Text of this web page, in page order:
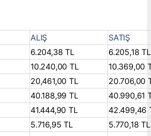
ALIŞ
SATIŞ
6.204,38 TL
6.205,18 TL
10.240,00 TL
10.369,00
20,461,00 TL
20.706,00
40.188,99 TL
40.990,61
41.444,90 TL
42.499,46
5.716,95 TL
5.770,18 TL